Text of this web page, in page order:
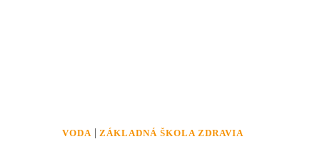
VODA ZÁKLADNÁ ŠKOLA ZDRAVIA